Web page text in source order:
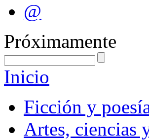
@
Próximamente
Inicio
Ficción y
Artes, ciencias